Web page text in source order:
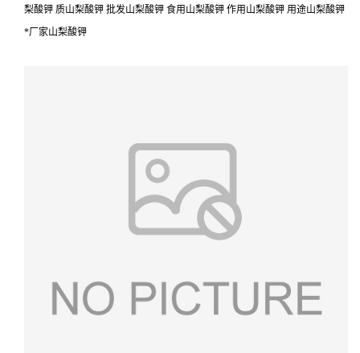
梨酸钾 质山梨酸钾 批发山梨酸钾 食用山梨酸钾 作用山梨酸钾 用途山梨酸钾
*厂家山梨酸钾